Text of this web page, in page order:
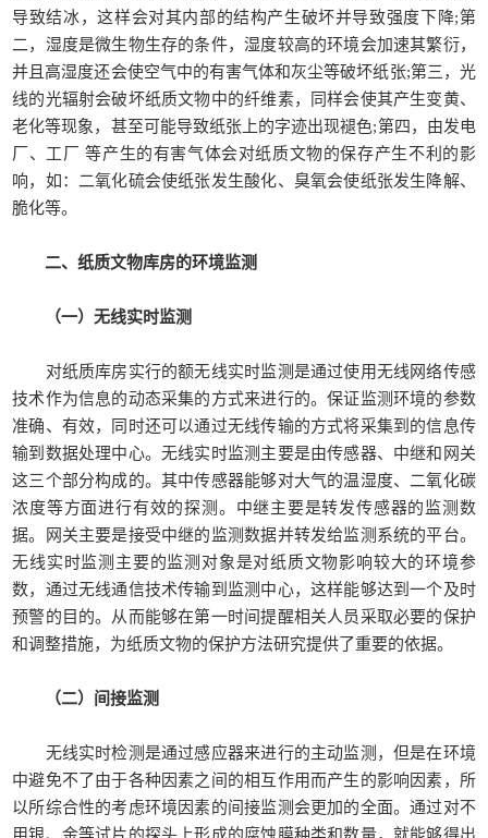
导致结冰，这样会对其内部的结构产生破坏并导致强度下降;第
二，湿度是微生物生存的条件，湿度较高的环境会加速其繁衍，
并且高湿度还会使空气中的有害气体和灰尘等破坏纸张;第三，光
线的光辐射会破坏纸质文物中的纤维素，同样会使其产生变黄、
老化等现象，甚至可能导致纸张上的字迹出现褪色;第四，由发电
厂、工厂 等产生的有害气体会对纸质文物的保存产生不利的影
响，如：二氧化硫会使纸张发生酸化、臭氧会使纸张发生降解、
脆化等。
二、纸质文物库房的环境监测
（一）无线实时监测
对纸质库房实行的额无线实时监测是通过使用无线网络传感
技术作为信息的动态采集的方式来进行的。保证监测环境的参数
准确、有效，同时还可以通过无线传输的方式将采集到的信息传
输到数据处理中心。无线实时监测主要是由传感器、中继和网关
这三个部分构成的。其中传感器能够对大气的温湿度、二氧化碳
浓度等方面进行有效的探测。中继主要是转发传感器的监测数
据。网关主要是接受中继的监测数据并转发给监测系统的平台。
无线实时监测主要的监测对象是对纸质文物影响较大的环境参
数，通过无线通信技术传输到监测中心，这样能够达到一个及时
预警的目的。从而能够在第一时间提醒相关人员采取必要的保护
和调整措施，为纸质文物的保护方法研究提供了重要的依据。
（二）间接监测
无线实时检测是通过感应器来进行的主动监测，但是在环境
中避免不了由于各种因素之间的相互作用而产生的影响因素，所
以所综合性的考虑环境因素的间接监测会更加的全面。通过对不